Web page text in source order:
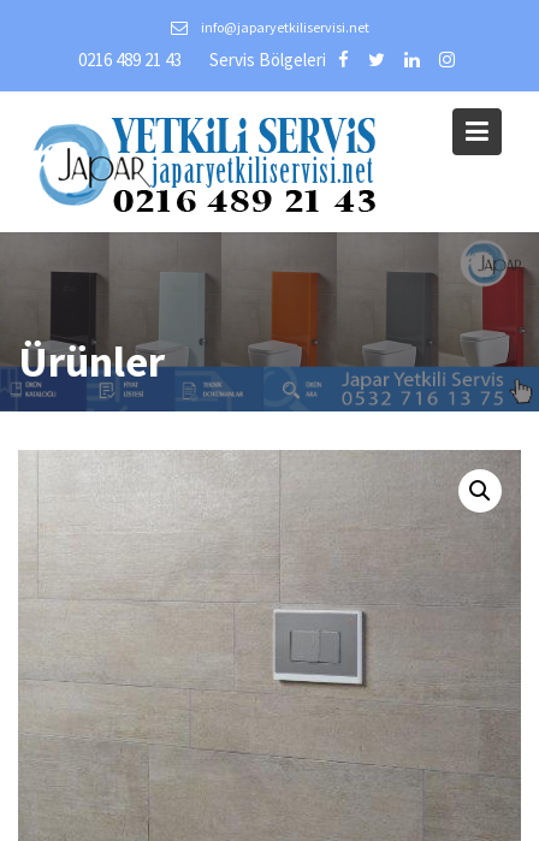
info@japaryetkiliservisi.net
0216 489 21 43 Servis Bölgeleri
Ürünler